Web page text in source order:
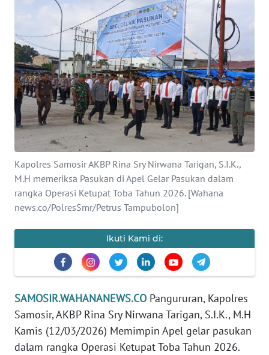
Kapolres Samosir AKBP Rina Sry Nirwana Tarigan, S.I.K.,
M.H memeriksa Pasukan di Apel Gelar Pasukan dalam
rangka Operasi Ketupat Toba Tahun 2026. [Wahana
news.co/PolresSmr/Petrus Tampubolon]
Ikuti Kami di:
SAMOSIR.WAHANANEWS.CO Pangururan, Kapolres
Samosir, AKBP Rina Sry Nirwana Tarigan, S.I.K., M.H
Kamis (12/03/2026) Memimpin Apel gelar pasukan
dalam rangka Operasi Ketupat Toba Tahun 2026.
TENTANG
KAMI
PEDOMAN
MEDIA
SIBER
REDAKSI
KARIR
DISCLAIMER
WN
SUMUT
WN